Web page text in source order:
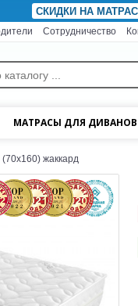
СКИДКИ НА
Сотрудничество
МАТРАСЫ ДЛЯ ДИВАНОВ
жаккард